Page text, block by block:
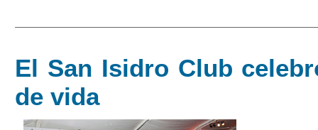
El San Isidro Club
de vida